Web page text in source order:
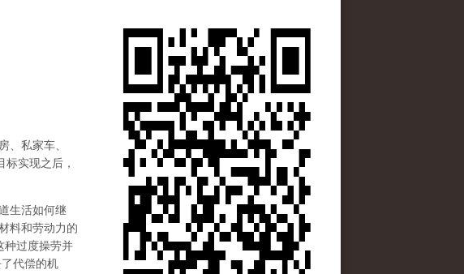
、私家车、
实现之后，
生活如何继
料和劳动力的
种过度操劳并
代偿的机